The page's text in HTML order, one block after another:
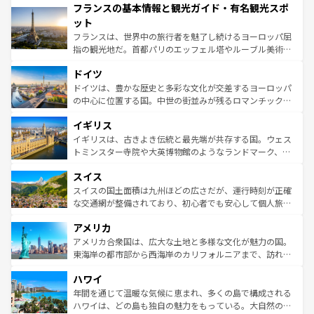
ませてくれるイタリアで、忘れられない旅をしてみよう！
なお、新着のイタリア情報は
しい。
文化が根付くこの国では、情熱的なフラメンコ、熱気あふ
れる闘牛、そして美味しいタパスが生活の一部となってい
る。首都マドリードの洗練された雰囲気や、バルセロナの
アートに溢れた街角から、地方では古代ローマ遺跡や中世
せる。地方によって風土や気候が異なるスペインはその個
性で訪れる人を魅了する。 なお、新着のスペイン情報は コ
ンテンツ一覧を参照してほしい。
フランスの基本情報と観光ガイド・有名観光スポ
ット
フランスは、世界中の旅行者を魅了し続けるヨーロッパ屈
指の観光地だ。首都パリのエッフェル塔やルーブル美術館
で、幅広い魅力が詰まっている。華麗な宮殿、歴史的な大
聖堂、美しいビーチ、そして豊かな自然が、訪れる者を心
から魅了する。また、フランスは美食の国としても知ら
いる。シャンパンの発祥地であるランス、プロヴァンスの
香り高いラベンダー畑など、多彩な楽しみ方が可能だ。さ
らに、パリ以外の地域にも魅力が溢れており、どの街角に
れる地方に足を運ぶとそれぞれで全く異なる文化を体験で
きるだろう。 なお、新着のフランス情報はコンテンツ一覧
を参照してほしい。
ドイツ
ドイツは、豊かな歴史と多彩な文化が交差するヨーロッパ
の中心に位置する国。中世の街並みが残るロマンチック街
顔を持つこの国は、どこを歩いても飽きることがない。ベ
ルリンの文化的活気、バイエルン州のアルプスの絶景、そ
してライン川沿いのワイン畑といった風景は必見。ビール
は、お酒好きな人にはぜひ体験してほしい。 なお、新着の
ドイツ情報はコンテンツ一覧を参照してほしい。
イギリス
イギリスは、古きよき伝統と最先端が共存する国。ウェス
トミンスター寺院や大英博物館のようなランドマーク、歴
リアごとに異なる魅力がある。また、優雅なアフタヌーン
ティー、ビール好きにはたまらない英国パブ、サッカー観
戦など、本場だからこそできる体験も豊富。イギリスを旅
ンツ一覧を参照してほしい。
スイス
スイスの国土面積は九州ほどの広さだが、運行時刻が正確
な交通網が整備されており、初心者でも安心して個人旅行
の建物がそのまま残る町や、スイスならではのユニークな
博物館もあり、アルプス観光だけでなく町歩きも満喫する
ことができる。国民の所得が高いため物価も高いが、旅行
ば市内交通費無料で観光を楽しむこともできる。 なお、新
着のスイス情報はコンテンツ一覧 を参照してほしい。
アメリカ
アメリカ合衆国は、広大な土地と多様な文化が魅力の国。
東海岸の都市部から西海岸のカリフォルニアまで、訪れる
のような巨大都市は、観光、ショッピング、エンターテイ
ンメントが詰まった刺激的なスポットだ。一方、アメリカ
西部には大自然が広がり、グランドキャニオンやイエロー
ハワイ
年間を通じて温暖な気候に恵まれ、多くの島で構成される
ハワイは、どの島も独自の魅力をもっている。大自然の神